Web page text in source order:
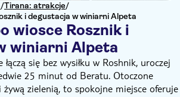
/Tirana: atrakcje/
i degustacja w winiarni Alpeta
wiosce Rosznik i
winiarni Alpeta
się bez wysiłku w Roshnik, uroczej
25 minut od Beratu. Otoczone
zielenią, to spokojne miejsce oferuje